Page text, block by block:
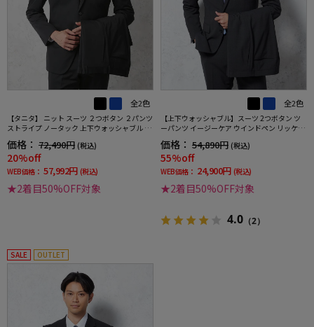
全2色
【タニタ】 ニット スーツ ２つボタン ２パンツ
ストライプ ノータック 上下ウォッシャブル 春
夏
価格： 72,490円 (税込)
20%off
WEB価格： 57,992円 (税込)
★2着目50%OFF対象
全2色
【上下ウォッシャブル】スーツ 2つボタン ツ
ーパンツ イージーケア ウインドペン リッケン
バッカー
価格： 54,890円 (税込)
55%off
WEB価格： 24,900円 (税込)
★2着目50%OFF対象
4.0 （2）
SALE OUTLET